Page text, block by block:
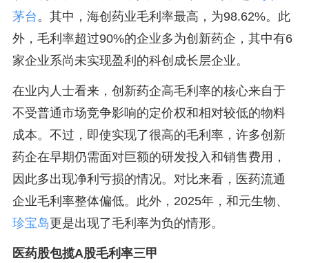
茅台。其中，海创药业毛利率最高，为98.62%。此
外，毛利率超过90%的企业多为创新药企，其中有6
家企业系尚未实现盈利的科创成长层企业。
在业内人士看来，创新药企高毛利率的核心来自于
不受普通市场竞争影响的定价权和相对较低的物料
成本。不过，即使实现了很高的毛利率，许多创新
药企在早期仍需面对巨额的研发投入和销售费用，
因此多出现净利亏损的情况。对比来看，医药流通
企业毛利率整体偏低。此外，2025年，和元生物、
珍宝岛更是出现了毛利率为负的情形。
医药股包揽A股毛利率三甲